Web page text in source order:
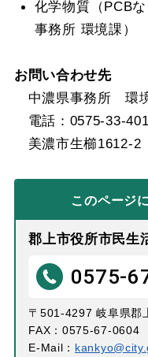
化学物質（PCB
事務所 環境課）
お問い合わせ先
中濃県事務所 環
電話：0575-33-
美濃市生櫛1612-2
このページ
郡上市役所市民生
0575-
〒501-4297 岐阜県郡
FAX：0575-67-0604
E-Mail：